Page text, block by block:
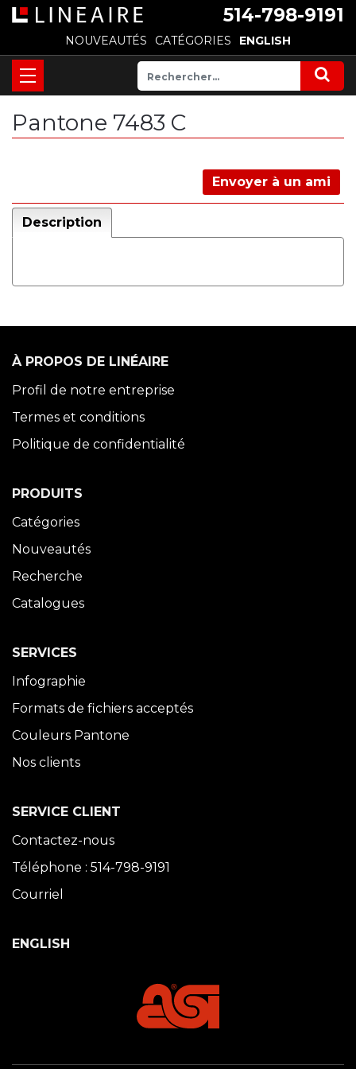
514-798-9191
NOUVEAUTÉS CATÉGORIES ENGLISH
Pantone 7483 C
Envoyer à un ami
Description
À PROPOS DE LINÉAIRE
Profil de notre entreprise
Termes et conditions
Politique de confidentialité
PRODUITS
Catégories
Nouveautés
Recherche
Catalogues
SERVICES
Infographie
Formats de fichiers acceptés
Couleurs Pantone
Nos clients
SERVICE CLIENT
Contactez-nous
Téléphone : 514-798-9191
Courriel
ENGLISH